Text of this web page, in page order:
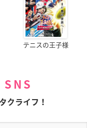
テニスの王子様
クライフ！